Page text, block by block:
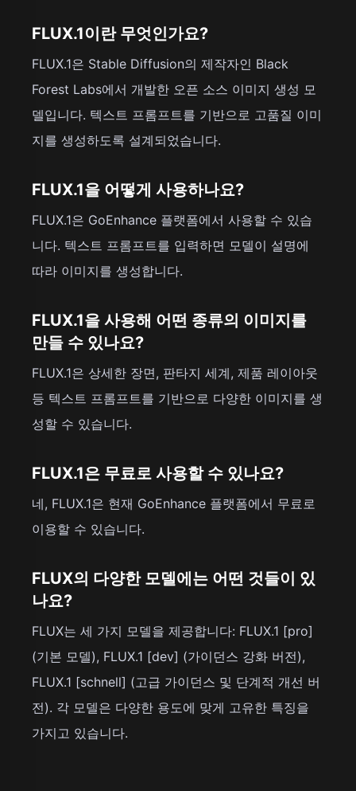
FLUX.1이란 무엇인가요?
FLUX.1은 Stable Diffusion의 제작자인 Black
Forest Labs에서 개발한 오픈 소스 이미지 생성 모
델입니다. 텍스트 프롬프트를 기반으로 고품질 이미
지를 생성하도록 설계되었습니다.
FLUX.1을 어떻게 사용하나요?
FLUX.1은 GoEnhance 플랫폼에서 사용할 수 있습
니다. 텍스트 프롬프트를 입력하면 모델이 설명에
따라 이미지를 생성합니다.
FLUX.1을 사용해 어떤 종류의 이미지를
만들 수 있나요?
FLUX.1은 상세한 장면, 판타지 세계, 제품 레이아웃
등 텍스트 프롬프트를 기반으로 다양한 이미지를 생
성할 수 있습니다.
FLUX.1은 무료로 사용할 수 있나요?
네, FLUX.1은 현재 GoEnhance 플랫폼에서 무료로
이용할 수 있습니다.
FLUX의 다양한 모델에는 어떤 것들이 있
나요?
FLUX는 세 가지 모델을 제공합니다: FLUX.1 [pro]
(기본 모델), FLUX.1 [dev] (가이던스 강화 버전),
FLUX.1 [schnell] (고급 가이던스 및 단계적 개선 버
전). 각 모델은 다양한 용도에 맞게 고유한 특징을
가지고 있습니다.